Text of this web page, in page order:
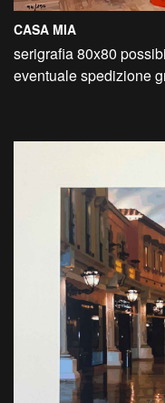
CASA MIA
serigrafia 80x80
eventuale spedizione